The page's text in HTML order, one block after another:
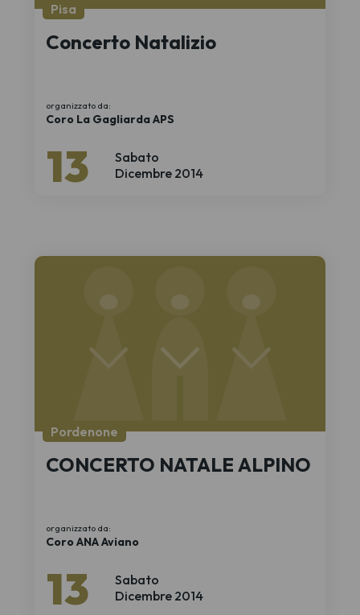
Sabato
13 Dicembre 2014
Pisa
Concerto Natalizio
organizzato da:
Coro La Gagliarda APS
Sabato
13 Dicembre 2014
Pordenone
CONCERTO NATALE ALPINO
organizzato da:
Coro ANA Aviano